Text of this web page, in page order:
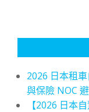
2026 日本租
與保險 NOC
【2026 日本